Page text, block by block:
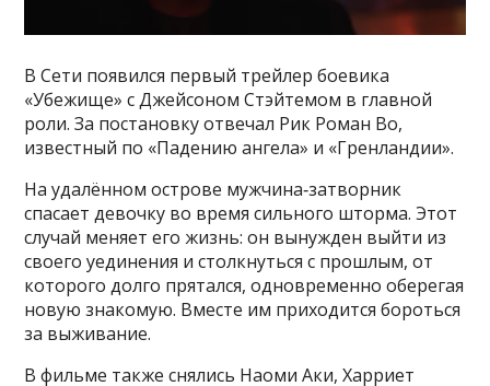
В Сети появился первый трейлер боевика
«Убежище» с Джейсоном Стэйтемом в главной
роли. За постановку отвечал Рик Роман Во,
известный по «Падению ангела» и «Гренландии».
На удалённом острове мужчина‑затворник
спасает девочку во время сильного шторма. Этот
случай меняет его жизнь: он вынужден выйти из
своего уединения и столкнуться с прошлым, от
которого долго прятался, одновременно оберегая
новую знакомую. Вместе им приходится бороться
за выживание.
В фильме также снялись Наоми Аки, Харриет